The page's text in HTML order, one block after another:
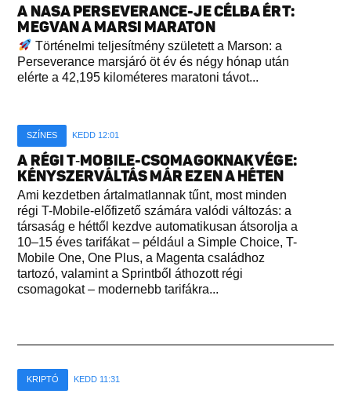
A NASA PERSEVERANCE-JE CÉLBA ÉRT:
MEGVAN A MARSI MARATON
Történelmi teljesítmény született a Marson: a
Perseverance marsjáró öt év és négy hónap után
elérte a 42,195 kilométeres maratoni távot...
SZÍNES KEDD 12:01
A RÉGI T‑MOBILE-CSOMAGOKNAK VÉGE:
KÉNYSZERVÁLTÁS MÁR EZEN A HÉTEN
Ami kezdetben ártalmatlannak tűnt, most minden
régi T-Mobile-előfizető számára valódi változás: a
társaság e héttől kezdve automatikusan átsorolja a
10–15 éves tarifákat – például a Simple Choice, T-
Mobile One, One Plus, a Magenta családhoz
tartozó, valamint a Sprintből áthozott régi
csomagokat – modernebb tarifákra...
KRIPTÓ KEDD 11:31